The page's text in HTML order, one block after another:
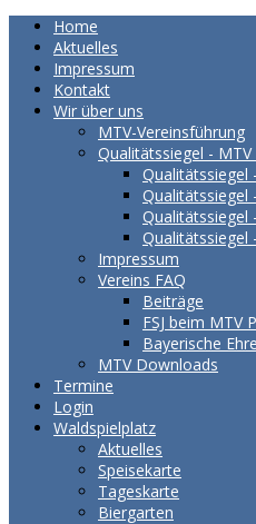
Home
Aktuelles
Impressum
Kontakt
Wir über uns
MTV-Vereinsführung
Qualitätssiegel -
Qualitätssiegel
Qualitätssiegel
Qualitätssiegel
Qualitätssiegel
Impressum
Vereins FAQ
Beiträge
FSJ beim MTV
Bayerische
MTV Downloads
Termine
Login
Waldspielplatz
Aktuelles
Speisekarte
Tageskarte
Biergarten